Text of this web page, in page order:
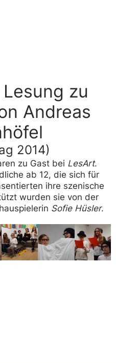
zu
Andreas
2014)
zu Gast bei LesArt.
ab 12, die sich für
ihre szenische
wurden sie von der
Sofie Hüsler.